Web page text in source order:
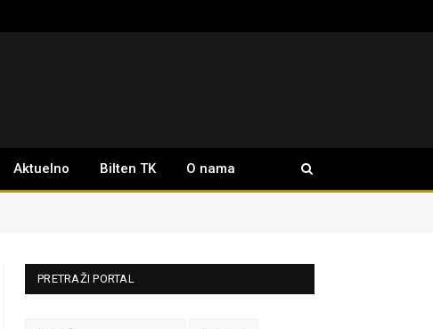
Aktuelno Bilten TK O nama
PRETRAŽI PORTAL